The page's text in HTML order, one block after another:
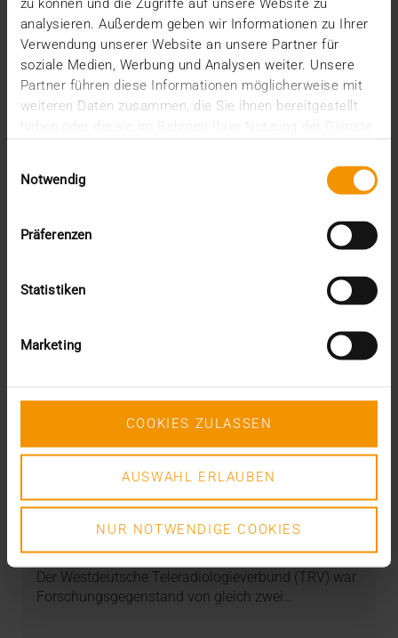
zu können und die Zugriffe auf unsere Website zu
analysieren. Außerdem geben wir Informationen zu Ihrer
Verwendung unserer Website an unsere Partner für
soziale Medien, Werbung und Analysen weiter. Unsere
Partner führen diese Informationen möglicherweise mit
weiteren Daten zusammen, die Sie ihnen bereitgestellt
Notwendig
Präferenzen
Statistiken
Marketing
COOKIES ZULASSEN
AUSWAHL ERLAUBEN
NUR NOTWENDIGE COOKIES
VISUS HEALTH IT
MEHR ERFAHREN
TRV optimiert Prozesse
Der Westdeutsche Teleradiologieverbund (TRV) war
Forschungsgegenstand von gleich zwei…